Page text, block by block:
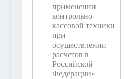
применении
контрольно-
кассовой техники
при
осуществлении
расчетов в
Российской
Федерации»